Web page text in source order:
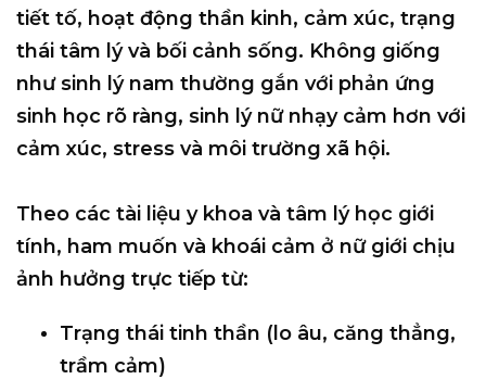
tiết tố, hoạt động thần kinh, cảm xúc, trạng
thái tâm lý và bối cảnh sống. Không giống
như sinh lý nam thường gắn với phản ứng
sinh học rõ ràng, sinh lý nữ nhạy cảm hơn với
cảm xúc, stress và môi trường xã hội.
Theo các tài liệu y khoa và tâm lý học giới
tính, ham muốn và khoái cảm ở nữ giới chịu
ảnh hưởng trực tiếp từ:
Trạng thái tinh thần (lo âu, căng thẳng,
trầm cảm)